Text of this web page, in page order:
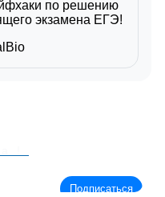
по решению
экзамена ЕГЭ!
Подписаться